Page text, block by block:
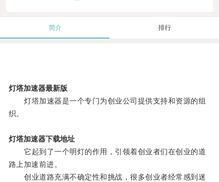
简介 排行
灯塔加速器最新版
灯塔加速器是一个专门为创业公司提供支持和资源的组
织。
灯塔加速器下载地址
它起到了一个明灯的作用，引领着创业者们在创业的道
路上加速前进。
创业道路充满不确定性和挑战，很多创业者经常感到迷